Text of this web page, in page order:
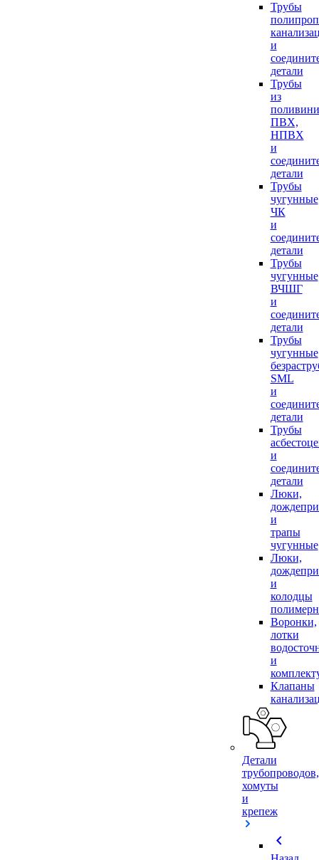
Трубы
и
детали
Трубы
из
ПВХ,
НПВХ
и
детали
Трубы
чугунные
ЧК
и
детали
Трубы
чугунные
ВЧШГ
и
детали
Трубы
чугунные
SML
и
детали
Трубы
и
детали
Люки,
и
трапы
чугунные
Люки,
и
колодцы
Воронки,
лотки
и
Клапаны
Детали
трубопроводов,
хомуты
и
крепеж
chevron_left